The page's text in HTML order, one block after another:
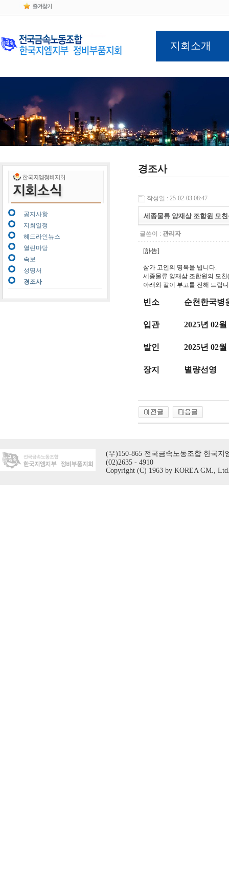
지회소개
공지사항
지회일정
헤드라인뉴스
열린마당
속보
성명서
경조사
경조사
작성일 : 25-02-03 08:47
세종물류 양재삼 조합원 모친
글쓴이 : 관리자
[訃告]
삼가 고인의 명복을 빕니다.
세종물류 양재삼 조합원의 모
아래와 같이 부고를 전해 드립
빈소 순천한국병
입관 2025년 02
발인 2025년 02
장지 별량선영
(우)150-865 전국금속노동조합 한국
(02)2635 - 4910
Copyright (C) 1963 by KOREA GM.,